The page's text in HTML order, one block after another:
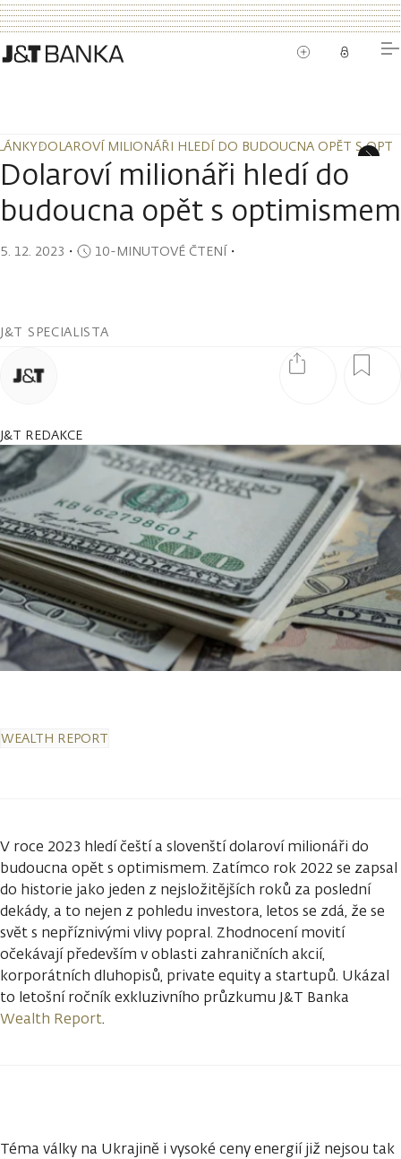
DOLAROVÍ MILIONÁŘI HLEDÍ DO BUDOUCNA OPĚT S
Dolaroví milionáři hledí do
budoucna opět s optimismem
5. 12. 2023 ・ 10-MINUTOVÉ ČTENÍ・
J&T SPECIALISTA
J&T REDAKCE
WEALTH REPORT
V roce 2023 hledí čeští a slovenští dolaroví milionáři do
budoucna opět s optimismem. Zatímco rok 2022 se zapsal
do historie jako jeden z nejsložitějších roků za poslední
dekády, a to nejen z pohledu investora, letos se zdá, že se
svět s nepříznivými vlivy popral. Zhodnocení movití
očekávají především v oblasti zahraničních akcií,
korporátních dluhopisů, private equity a startupů. Ukázal
to letošní ročník exkluzivního průzkumu J&T Banka
Wealth Report.
Téma války na Ukrajině i vysoké ceny energií již nejsou tak